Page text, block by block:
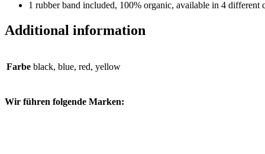
1 rubber band included, 100% organic, available in 4 different
Additional information
Farbe black, blue, red, yellow
Wir führen folgende Marken: